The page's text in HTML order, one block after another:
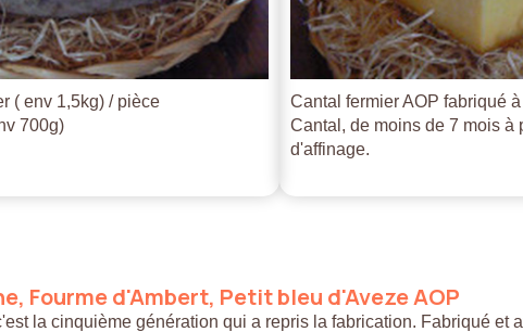
( env 1,5kg) / pièce
700g)
Cantal fermier AOP fabriqué
Cantal, de moins de 7 mois à
d'affinage.
Fourmed'Ambert, Petitbleu d'AvezeAOP
la cinquième génération qui a repris la fabrication. Fabriqué et